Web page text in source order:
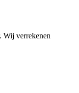
Wij verrekenen